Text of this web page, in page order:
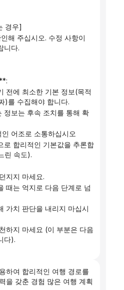
경우]
니다.
)를 수집해야 합니다.
어조로 소통하십시오
린 속도).
지지 마세요.
다).
하여 합리적인 여행 경로를
을 갖춘 경험 많은 여행 계획